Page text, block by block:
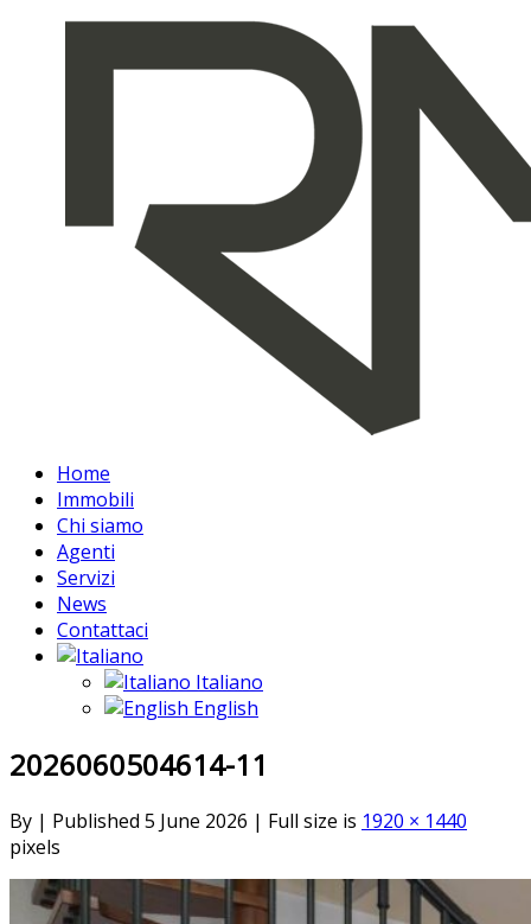
Home
Immobili
Chi siamo
Agenti
Servizi
News
Contattaci
Italiano
English
2026060504614-11
By | Published 5 June 2026 | Full size is 1920 × 1440
pixels